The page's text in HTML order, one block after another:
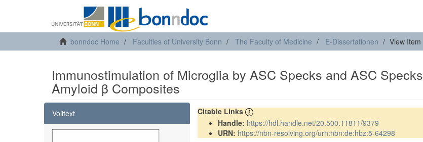
bonndoc Home Faculties of University Bonn The Faculty of Medicine E-Dissertationen View Item
Immunostimulation of Microglia by ASC Specks and ASC Specks
Amyloid β Composites
Volltext
Citable Links
Handle: https://hdl.handle.net/20.500.11811/9379
URN: https://nbn-resolving.org/urn:nbn:de:hbz:5-64298